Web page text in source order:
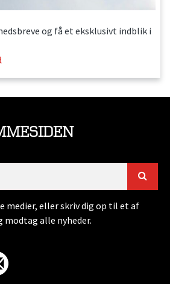
og få et eksklusivt indblik i
medier, eller skriv dig op til et af
modtag alle nyheder.